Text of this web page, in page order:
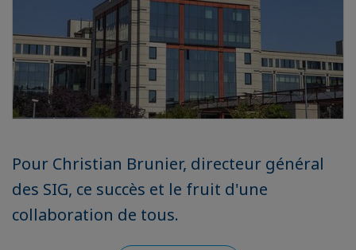
Pour Christian Brunier, directeur général
des SIG, ce succès et le fruit d'une
collaboration de tous.